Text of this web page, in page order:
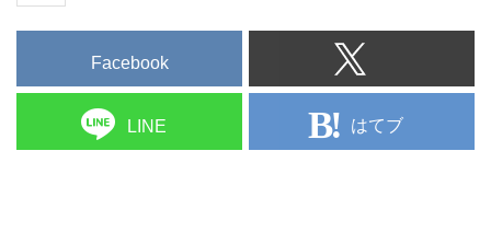
Facebook
LINE はてブ